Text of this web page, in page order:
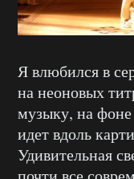
Я влюбился в
на неоновых
музыку, на
идет вдоль
Удивительная